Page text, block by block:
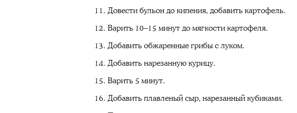
Довести бульон до кипения, добавить картофель.
Варить 10–15 минут до мягкости картофеля.
Добавить обжаренные грибы с луком.
Добавить нарезанную курицу.
Варить 5 минут.
Добавить плавленый сыр, нарезанный кубиками.